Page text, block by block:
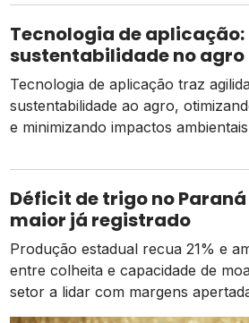
evoluiu em termos de
produção de qualidade e
comercialização. Na esfera
Tecnologia de
sustentabilidade no agro
Tecnologia de aplicação traz
sustentabilidade ao agro,
e minimizando impactos
produtos nas lavouras é parte
de manejo integrado, que visa
potencial produtivo das plantas. A
aplicação avança a cada safra, […]
Déficit de trigo no Paraná
maior já registrado
Produção estadual recua 21% e
entre colheita e capacidade de
setor a lidar com margens
caras e o risco de um El Niño